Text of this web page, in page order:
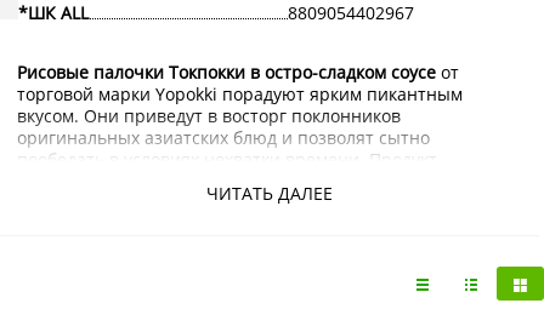
ЧИТАТЬ ДАЛЕЕ
*ШК ALL
8809054402967
Рисовые палочки Токпокки в остро-сладком соусе от
торговой марки Yopokki порадуют ярким пикантным
вкусом. Они приведут в восторг поклонников
оригинальных азиатских блюд и позволят сытно
пообедать в условиях нехватки времени. Продукт